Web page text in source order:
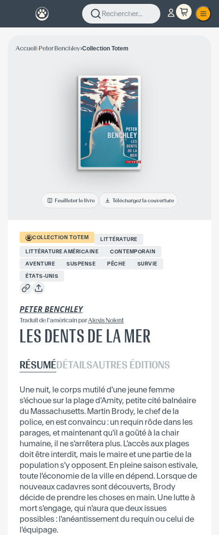
Rechercher...
Accueil›Peter Benchley›Collection Totem
Feuilleter le livre Téléchargez la couverture
COLLECTION TOTEM
LITTÉRATURE
LITTÉRATURE AMÉRICAINE
CONTEMPORAIN
AVENTURE
SUSPENSE PÊCHE
SURVIE
ÉTATS-UNIS
PETER BENCHLEY
Traduitde l'américainparAlexis Nolent
LES DENTS DE LA MER
RÉSUMÉDÉTAILSAUTRES ÉDITIONS
Une nuit, le corps mutilé d'une jeune femme
s'échoue sur la plage d'Amity, petite cité balnéaire
du Massachusetts. Martin Brody, le chef de la
police, en est convaincu : un requin rôde dans les
parages, et maintenant qu'il a goûté à la chair
humaine, il ne s'arrêtera plus. L'accès aux plages
doit être interdit, mais le maire et une partie de la
population s'y opposent. En pleine saison estivale,
toute l'économie de la ville en dépend. Lorsque de
nouveaux cadavres sont découverts, Brody
décide de prendre les choses en main. Une lutte à
mort s'engage, qui n'aura que deux issues
possibles : l'anéantissement du requin ou celui de
l'équipage.